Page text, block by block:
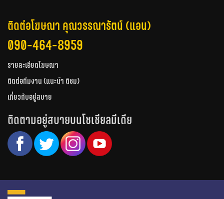
ติดต่อโฆษณา คุณวรรณารัตน์ (แอน)
090-464-8959
รายละเอียดโฆษณา
ติดต่อทีมงาน (แนะนำ ติชม)
เกี่ยวกับอยู่สบาย
ติดตามอยู่สบายบนโซเชียลมีเดีย